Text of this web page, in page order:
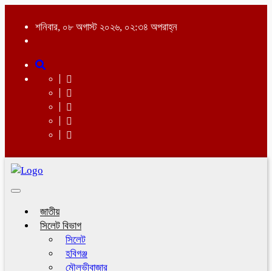
শনিবার, ০৮ অগাস্ট ২০২৬, ০২:৩৪ অপরাহ্ন
Toggle
জাতীয়
সিলেট বিভাগ
সিলেট
হবিগঞ্জ
মৌলভীবাজার